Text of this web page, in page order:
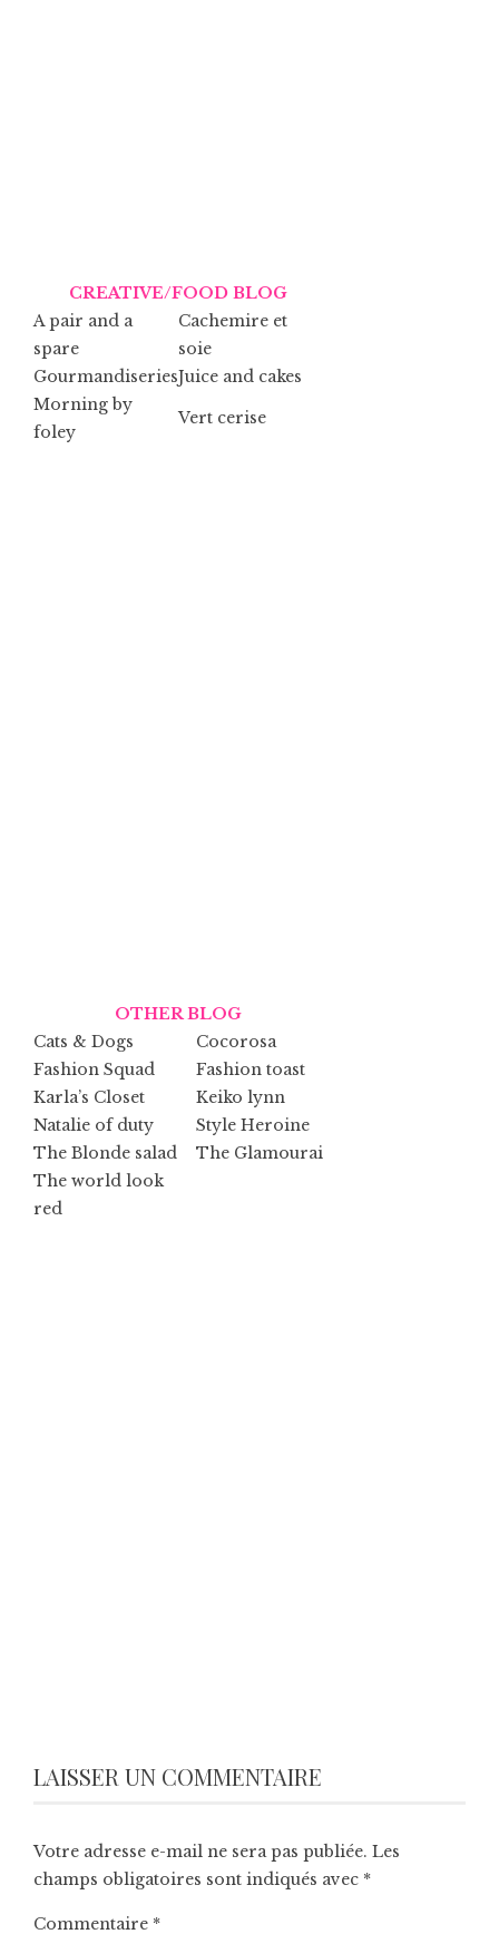
CREATIVE/FOOD BLOG
A pair and a
spare
Cachemire et
soie
GourmandiseriesJuice and cakes
Morning by
foley
Vert cerise
OTHER BLOG
Cats & Dogs
Cocorosa
Fashion Squad
Fashion toast
Karla’s Closet
Keiko lynn
Natalie of duty
Style Heroine
The Blonde salad
The Glamourai
The world look
red
LAISSER UN COMMENTAIRE
Votre adresse e-mail ne sera pas publiée. Les
champs obligatoires sont indiqués avec *
Commentaire *